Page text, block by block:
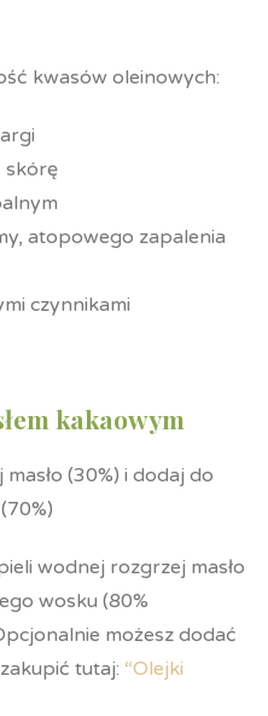
kwasów oleinowych:
skórę
atopowego zapalenia
czynnikami
kakaowym
(30%) i dodaj do
wodnej rozgrzej masło
wosku (80%
możesz dodać
tutaj: “Olejki